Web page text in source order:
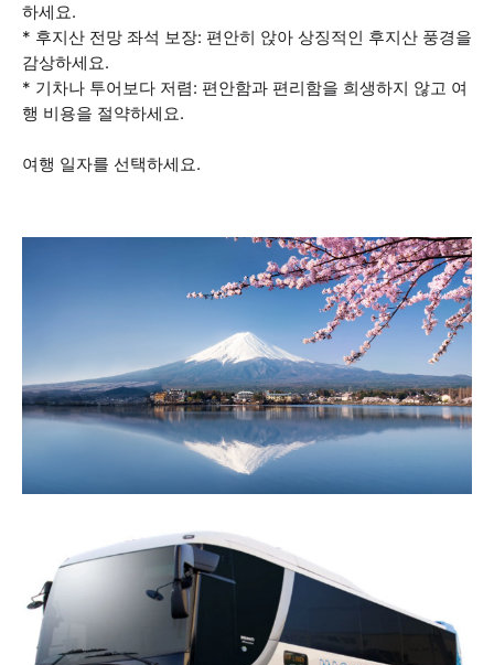
하세요.
* 후지산 전망 좌석 보장: 편안히 앉아 상징적인 후지산 풍경을
감상하세요.
* 기차나 투어보다 저렴: 편안함과 편리함을 희생하지 않고 여
행 비용을 절약하세요.
여행 일자를 선택하세요.